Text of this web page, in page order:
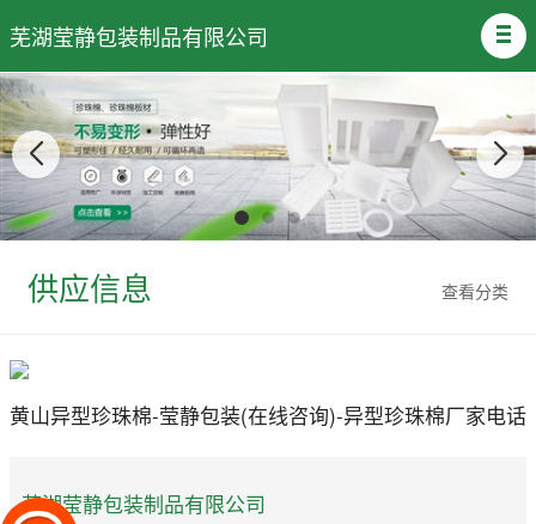
芜湖莹静包装制品有限公司
查看分类
供应信息
黄山异型珍珠棉-莹静包装(在线咨询)-异型珍珠棉厂家电话
芜湖莹静包装制品有限公司